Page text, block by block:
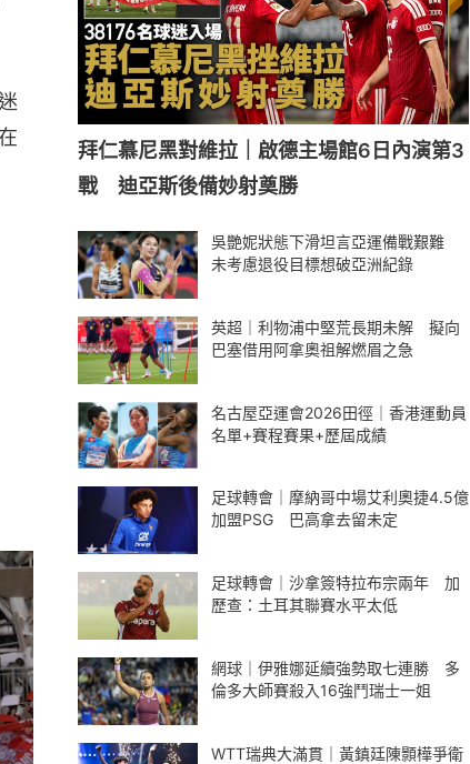
拜仁慕尼黑對維拉｜啟德主場館6日內演第3
戰 迪亞斯後備妙射奠勝
吳艷妮狀態下滑坦言亞運備戰艱難
未考慮退役目標想破亞洲紀錄
英超｜利物浦中堅荒長期未解 擬向
巴塞借用阿拿奧祖解燃眉之急
名古屋亞運會2026田徑｜香港運動員
名單+賽程賽果+歷屆成績
足球轉會｜摩納哥中場艾利奧捷4.5億
加盟PSG 巴高拿去留未定
足球轉會｜沙拿簽特拉布宗兩年 加
歷查：土耳其聯賽水平太低
網球｜伊雅娜延續強勢取七連勝 多
倫多大師賽殺入16強鬥瑞士一姐
WTT瑞典大滿貫｜黃鎮廷陳顥樺爭衛